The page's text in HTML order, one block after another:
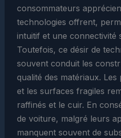
consommateurs
technologies offrent,
intuitif et une connectivité
Toutefois, ce désir de
souvent conduit les
qualité des matériaux.
et les surfaces fragiles
raffinés et le cuir. En
de voiture, malgré leurs
manquent souvent de